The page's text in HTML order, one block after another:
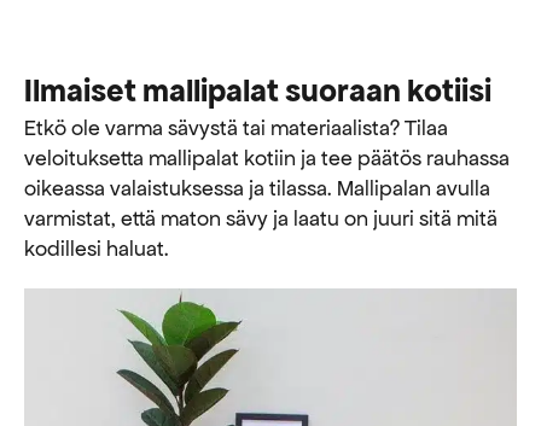
Ilmaiset mallipalat suoraan kotiisi
Etkö ole varma sävystä tai materiaalista? Tilaa
veloituksetta mallipalat kotiin ja tee päätös rauhassa
oikeassa valaistuksessa ja tilassa. Mallipalan avulla
varmistat, että maton sävy ja laatu on juuri sitä mitä
kodillesi haluat.